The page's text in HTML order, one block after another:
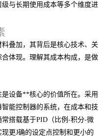
与长期使用成本等多个维度进
叠加，其背后是核心技术、关
体现。理解其成本构成，是做
设备**核心的价值所在。采用
能控制器的系统，在成本和技
搭载基于PID（比例-积分-微
更J确的设定点控制和更小的